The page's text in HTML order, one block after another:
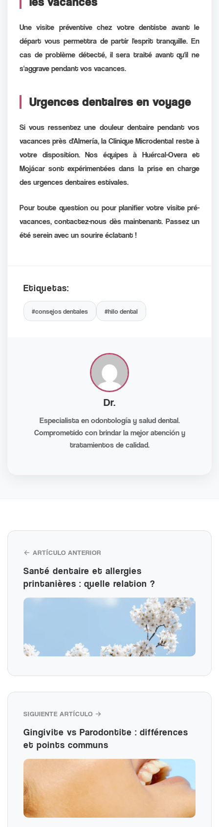
Une visite préventive chez votre dentiste avant le
départ vous permettra de partir l'esprit tranquille. En
cas de problème détecté, il sera traité avant qu'il ne
s'aggrave pendant vos vacances.
Urgences dentaires en voyage
Si vous ressentez une douleur dentaire pendant vos
vacances près d'Almería, la Clinique Microdental reste à
votre disposition. Nos équipes à Huércal-Overa et
Mojácar sont expérimentées dans la prise en charge
des urgences dentaires estivales.
Pour toute question ou pour planifier votre visite pré-
vacances, contactez-nous dès maintenant. Passez un
été serein avec un sourire éclatant !
Etiquetas:
#consejos dentales #hilo dental
Dr.
Especialista en odontología y salud dental.
Comprometido con brindar la mejor atención y
tratamientos de calidad.
← ARTÍCULO ANTERIOR
Santé dentaire et allergies
printanières : quelle relation ?
SIGUIENTE ARTÍCULO →
Gingivite vs Parodontite : différences
et points communs